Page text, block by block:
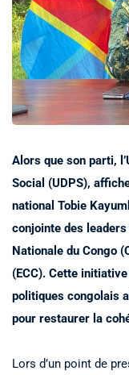
Alors que son parti,
Social (UDPS),
national Tobie
conjointe des
Nationale du Congo
(ECC). Cette
politiques congolais
pour restaurer la
Lors d’un point de